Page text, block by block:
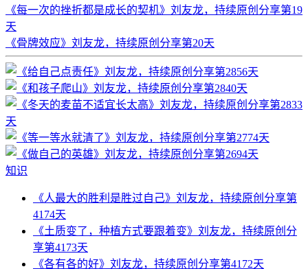
《每一次的挫折都是成长的契机》刘友龙，持续原创分享第19
天
《骨牌效应》刘友龙，持续原创分享第20天
知识
《人最大的胜利是胜过自己》刘友龙，持续原创分享第
4174天
《土质变了，种植方式要跟着变》刘友龙，持续原创分
享第4173天
《各有各的好》刘友龙，持续原创分享第4172天